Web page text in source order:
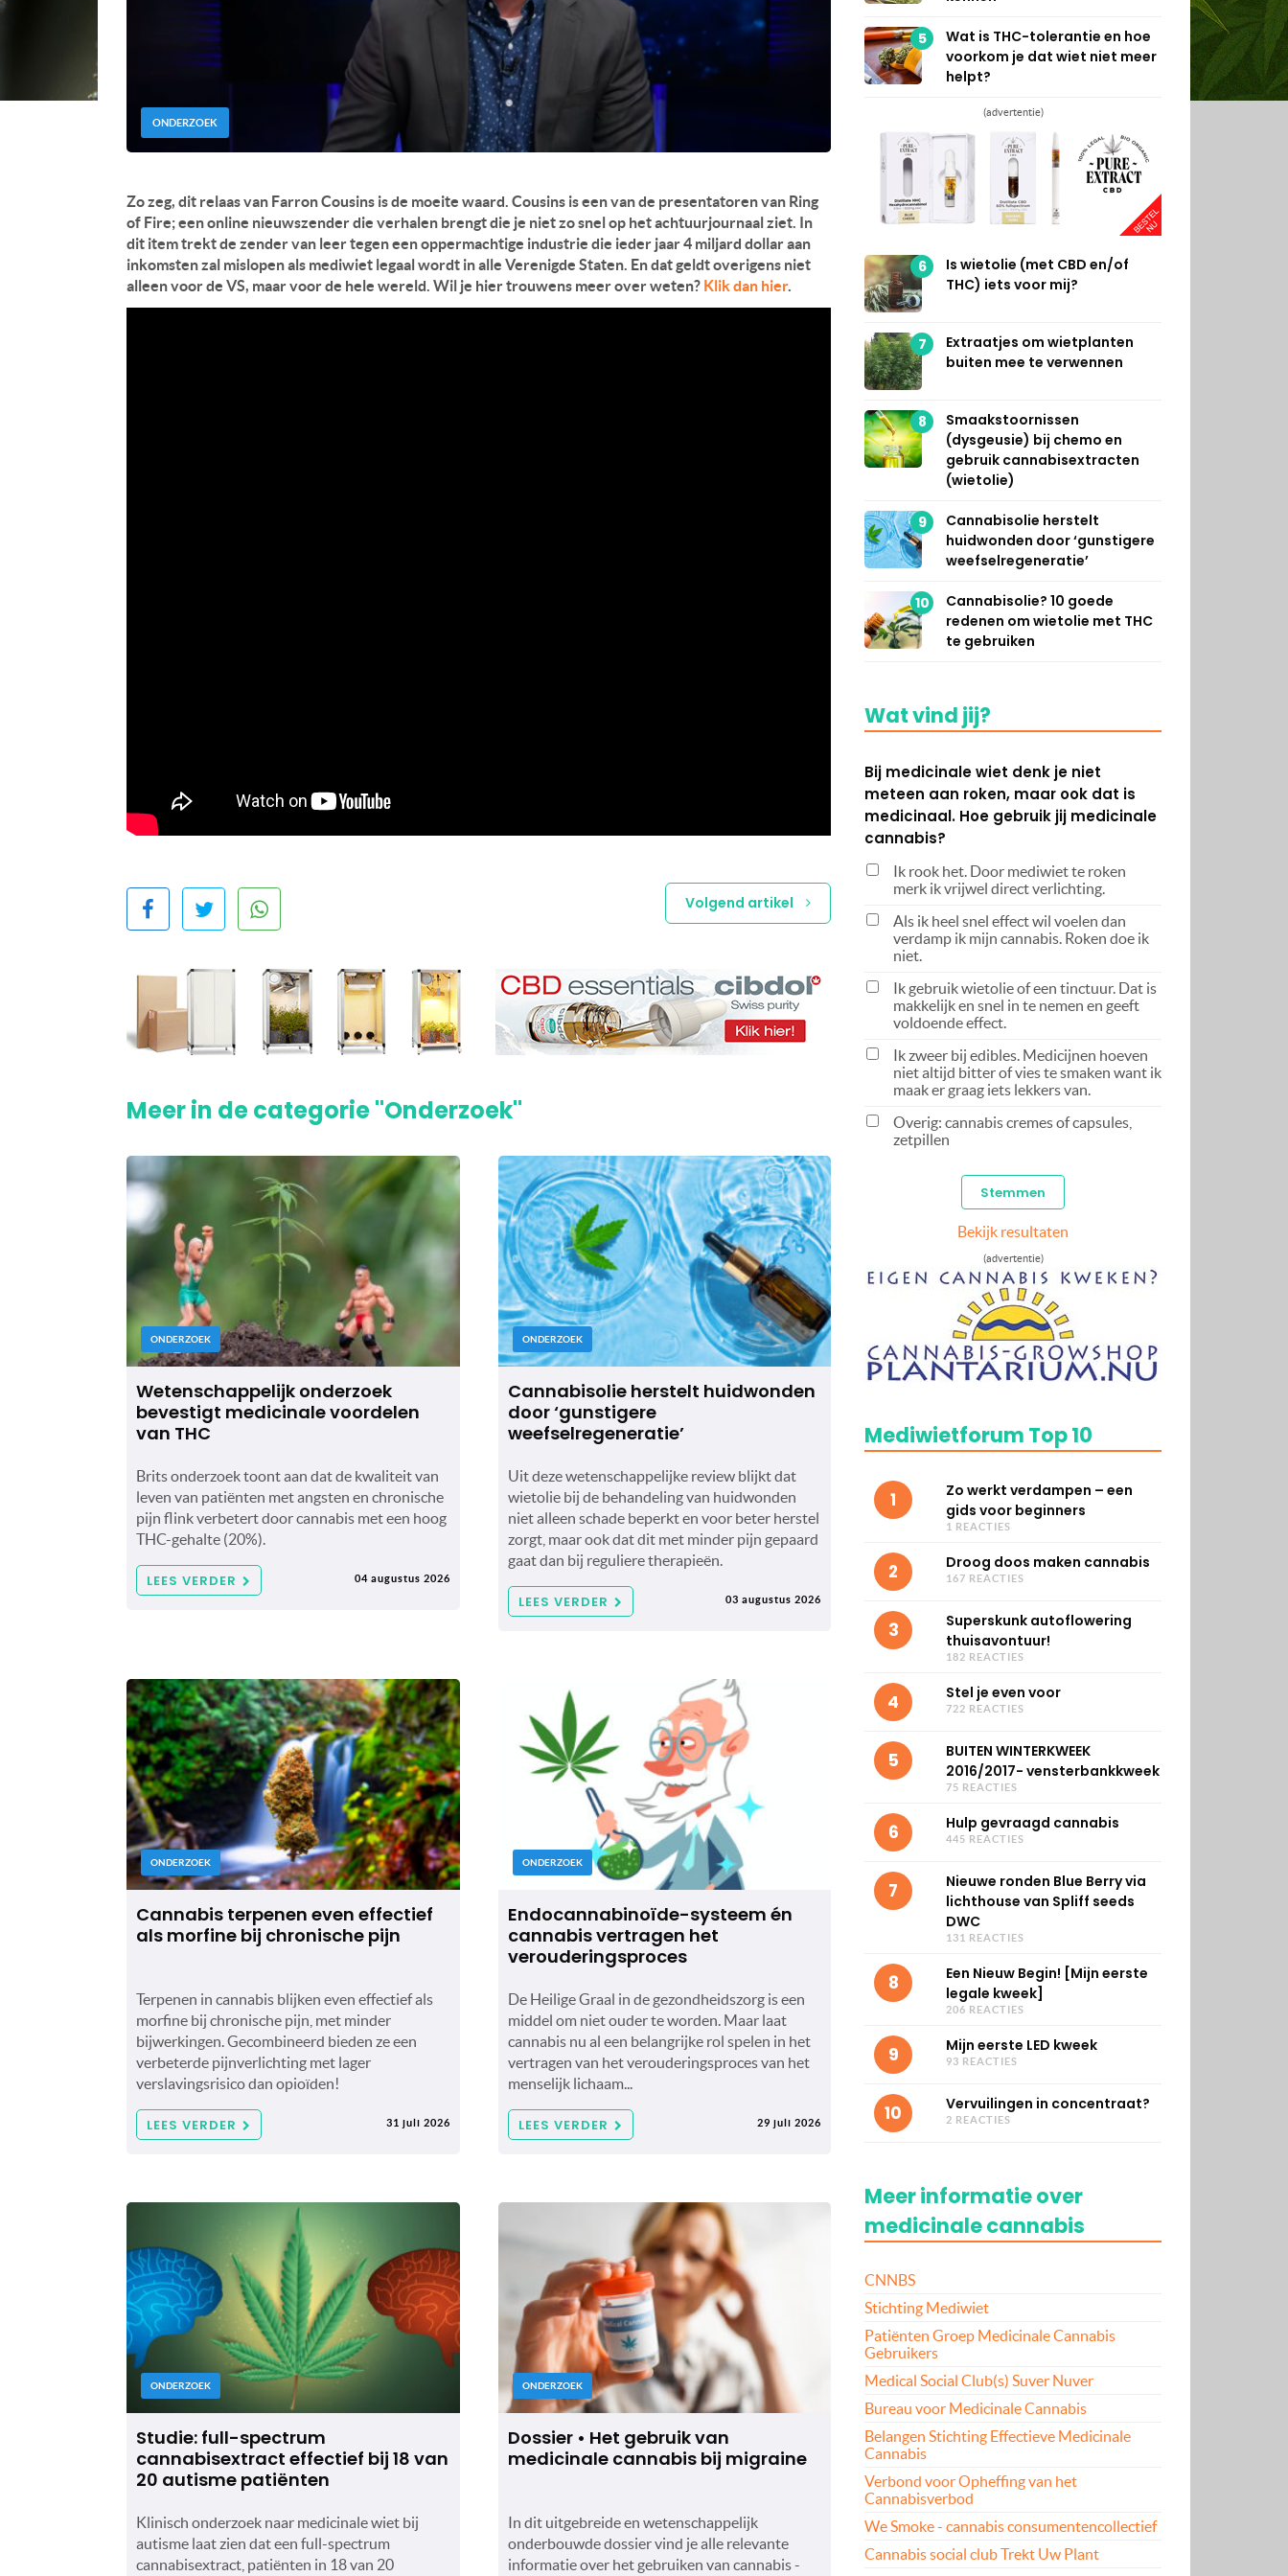
ONDERZOEK
Zo zeg, dit relaas van Farron Cousins is de moeite waard. Cousins is een van de presentatoren van Ring
of Fire; een online nieuwszender die verhalen brengt die je niet zo snel op het achtuurjournaal ziet. In
dit item trekt de zender van leer tegen een oppermachtige industrie die ieder jaar 4 miljard dollar aan
inkomsten zal mislopen als mediwiet legaal wordt in alle Verenigde Staten. En dat geldt overigens niet
alleen voor de VS, maar voor de hele wereld. Wil je hier trouwens meer over weten? Klik dan hier.
Volgend artikel
Meer in de categorie "Onderzoek"
ONDERZOEK
Wetenschappelijk onderzoek
bevestigt medicinale voordelen
van THC
Brits onderzoek toont aan dat de kwaliteit van
leven van patiënten met angsten en chronische
pijn flink verbetert door cannabis met een hoog
THC-gehalte (20%).
LEES VERDER 04 augustus 2026
ONDERZOEK
Cannabisolie herstelt huidwonden
door ‘gunstigere
weefselregeneratie’
Uit deze wetenschappelijke review blijkt dat
wietolie bij de behandeling van huidwonden
niet alleen schade beperkt en voor beter herstel
zorgt, maar ook dat dit met minder pijn gepaard
gaat dan bij reguliere therapieën.
LEES VERDER 03 augustus 2026
ONDERZOEK
Cannabis terpenen even effectief
als morfine bij chronische pijn
Terpenen in cannabis blijken even effectief als
morfine bij chronische pijn, met minder
bijwerkingen. Gecombineerd bieden ze een
verbeterde pijnverlichting met lager
verslavingsrisico dan opioïden!
LEES VERDER 31 juli 2026
ONDERZOEK
Endocannabinoïde-systeem én
cannabis vertragen het
verouderingsproces
De Heilige Graal in de gezondheidszorg is een
middel om niet ouder te worden. Maar laat
cannabis nu al een belangrijke rol spelen in het
vertragen van het verouderingsproces van het
menselijk lichaam...
LEES VERDER 29 juli 2026
ONDERZOEK
Studie: full-spectrum
cannabisextract effectief bij 18 van
20 autisme patiënten
Klinisch onderzoek naar medicinale wiet bij
autisme laat zien dat een full-spectrum
cannabisextract, patiënten in 18 van 20
ONDERZOEK
Dossier • Het gebruik van
medicinale cannabis bij migraine
In dit uitgebreide en wetenschappelijk
onderbouwde dossier vind je alle relevante
informatie over het gebruiken van cannabis -
5
Wat is THC-tolerantie en hoe
voorkom je dat wiet niet meer
helpt?
(advertentie)
6
Is wietolie (met CBD en/of
THC) iets voor mij?
7
Extraatjes om wietplanten
buiten mee te verwennen
8
Smaakstoornissen
(dysgeusie) bij chemo en
gebruik cannabisextracten
(wietolie)
9
Cannabisolie herstelt
huidwonden door ‘gunstigere
weefselregeneratie’
10
Cannabisolie? 10 goede
redenen om wietolie met THC
te gebruiken
Wat vind jij?
Bij medicinale wiet denk je niet
meteen aan roken, maar ook dat is
medicinaal. Hoe gebruik jij medicinale
cannabis?
Ik rook het. Door mediwiet te roken
merk ik vrijwel direct verlichting.
Als ik heel snel effect wil voelen dan
verdamp ik mijn cannabis. Roken doe ik
niet.
Ik gebruik wietolie of een tinctuur. Dat is
makkelijk en snel in te nemen en geeft
voldoende effect.
Ik zweer bij edibles. Medicijnen hoeven
niet altijd bitter of vies te smaken want ik
maak er graag iets lekkers van.
Overig: cannabis cremes of capsules,
zetpillen
Bekijk resultaten
(advertentie)
Mediwietforum Top 10
1
Zo werkt verdampen – een
gids voor beginners
1 REACTIES
2 Droog doos maken cannabis
167 REACTIES
3
Superskunk autoflowering
thuisavontuur!
182 REACTIES
4 Stel je even voor
722 REACTIES
5
BUITEN WINTERKWEEK
2016/2017- vensterbankkweek
75 REACTIES
6 Hulp gevraagd cannabis
445 REACTIES
7
Nieuwe ronden Blue Berry via
lichthouse van Spliff seeds
DWC
131 REACTIES
8
Een Nieuw Begin! [Mijn eerste
legale kweek]
206 REACTIES
9 Mijn eerste LED kweek
93 REACTIES
10 Vervuilingen in concentraat?
2 REACTIES
Meer informatie over
medicinale cannabis
CNNBS
Stichting Mediwiet
Patiënten Groep Medicinale Cannabis
Gebruikers
Medical Social Club(s) Suver Nuver
Bureau voor Medicinale Cannabis
Belangen Stichting Effectieve Medicinale
Cannabis
Verbond voor Opheffing van het
Cannabisverbod
We Smoke - cannabis consumentencollectief
Cannabis social club Trekt Uw Plant